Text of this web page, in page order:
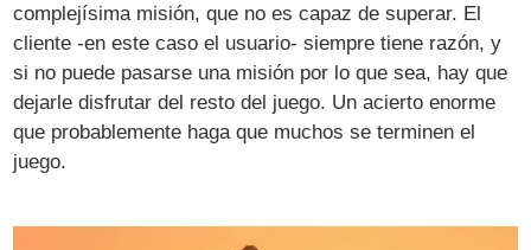
complejísima misión, que no es capaz de superar. El
cliente -en este caso el usuario- siempre tiene razón, y
si no puede pasarse una misión por lo que sea, hay que
dejarle disfrutar del resto del juego. Un acierto enorme
que probablemente haga que muchos se terminen el
juego.